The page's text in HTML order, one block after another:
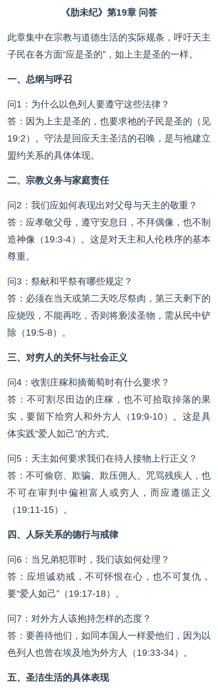
《肋未纪》第19章 问答
此章集中在宗教与道德生活的实际规条，呼吁天主
子民在各方面“应是圣的”，如上主是圣的一样。
一、总纲与呼召
问1：为什么以色列人要遵守这些法律？
答：因为上主是圣的，也要求祂的子民是圣的（见
19:2）。守法是回应天主圣洁的召唤，是与祂建立
盟约关系的具体体现。
二、宗教义务与家庭责任
问2：我们应如何表现出对父母与天主的敬重？
答：应孝敬父母，遵守安息日，不拜偶像，也不制
造神像（19:3-4）。这是对天主和人伦秩序的基本
尊重。
问3：祭献和平祭有哪些规定？
答：必须在当天或第二天吃尽祭肉，第三天剩下的
应烧毁，不能再吃，否则将亵渎圣物，需从民中铲
除（19:5-8）。
三、对穷人的关怀与社会正义
问4：收割庄稼和摘葡萄时有什么要求？
答：不可割尽田边的庄稼，也不可拾取掉落的果
实，要留下给穷人和外方人（19:9-10）。这是具
体实践“爱人如己”的方式。
问5：天主如何要求我们在待人接物上行正义？
答：不可偷窃、欺骗、欺压佣人、咒骂残疾人，也
不可在审判中偏袒富人或穷人，而应遵循正义
（19:11-15）。
四、人际关系的德行与戒律
问6：当兄弟犯罪时，我们该如何处理？
答：应坦诚劝戒，不可怀恨在心，也不可复仇，
要“爱人如己”（19:17-18）。
问7：对外方人该抱持怎样的态度？
答：要善待他们，如同本国人一样爱他们，因为以
色列人也曾在埃及地为外方人（19:33-34）。
五、圣洁生活的具体表现